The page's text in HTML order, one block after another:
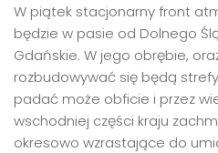
W piątek stacjonarny front
będzie w pasie od Dolnego
Gdańskie. W jego obrębie,
rozbudowywać się będą
padać może obficie i przez
wschodniej części kraju
okresowo wzrastające do